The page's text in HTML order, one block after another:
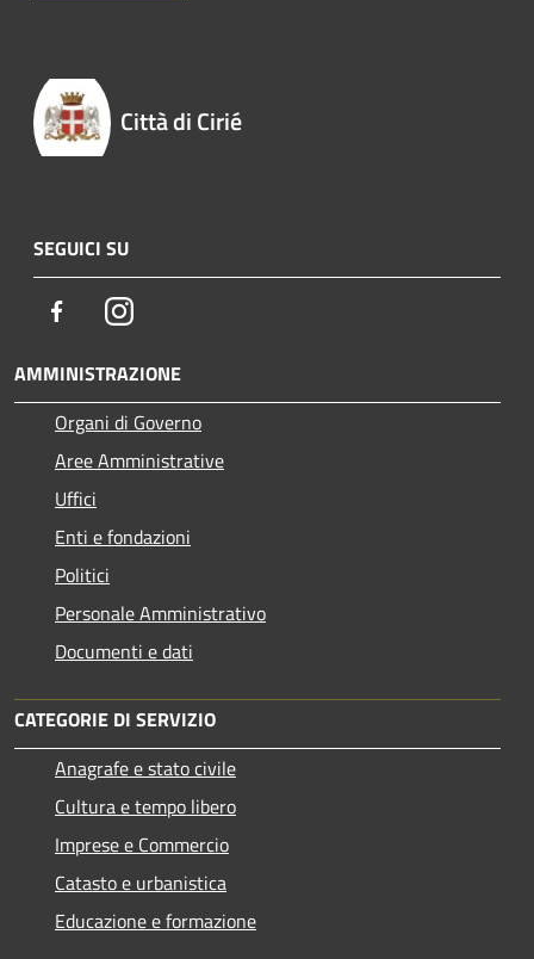
Città di Cirié
SEGUICI SU
FacebookInstagram
AMMINISTRAZIONE
Organi di Governo
Aree Amministrative
Uffici
Enti e fondazioni
Politici
Personale Amministrativo
Documenti e dati
CATEGORIE DI SERVIZIO
Anagrafe e stato civile
Cultura e tempo libero
Imprese e Commercio
Catasto e urbanistica
Educazione e formazione